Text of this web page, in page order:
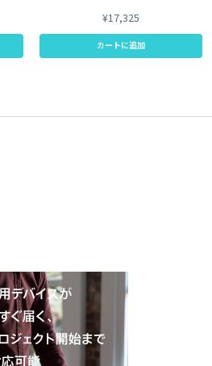
¥17,325
カートに追加